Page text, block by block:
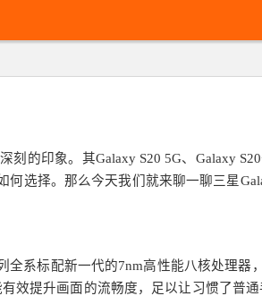
的印象。其Galaxy S20 5G、Galaxy
选择。那么今天我们就来聊一聊三星
系标配新一代的7nm高性能八核处理器
提升画面的流畅度，足以让习惯了普